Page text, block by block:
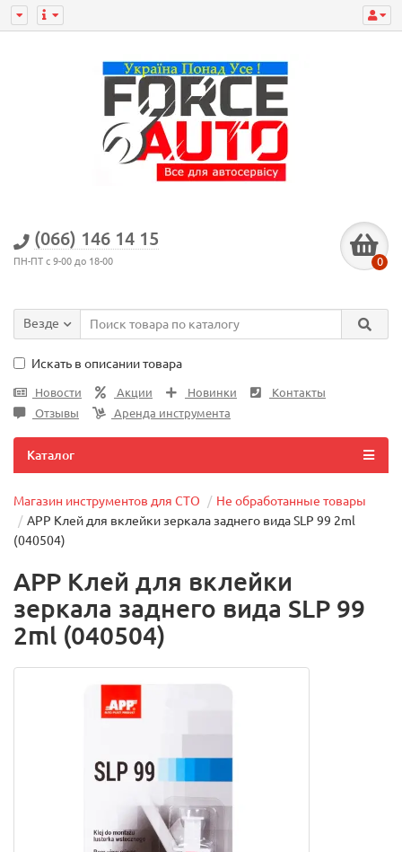
(066) 146 14 15
ПН-ПТ с 9-00 до 18-00 0
Везде
Искать в описании товара
Новости Акции Новинки
Контакты
Отзывы
Аренда инструмента
Каталог
Магазин инструментов для СТО
Не обработанные товары
APP Клей для вклейки зеркала заднего вида SLP 99 2ml
(040504)
APP Клей для вклейки
зеркала заднего вида SLP 99
2ml (040504)